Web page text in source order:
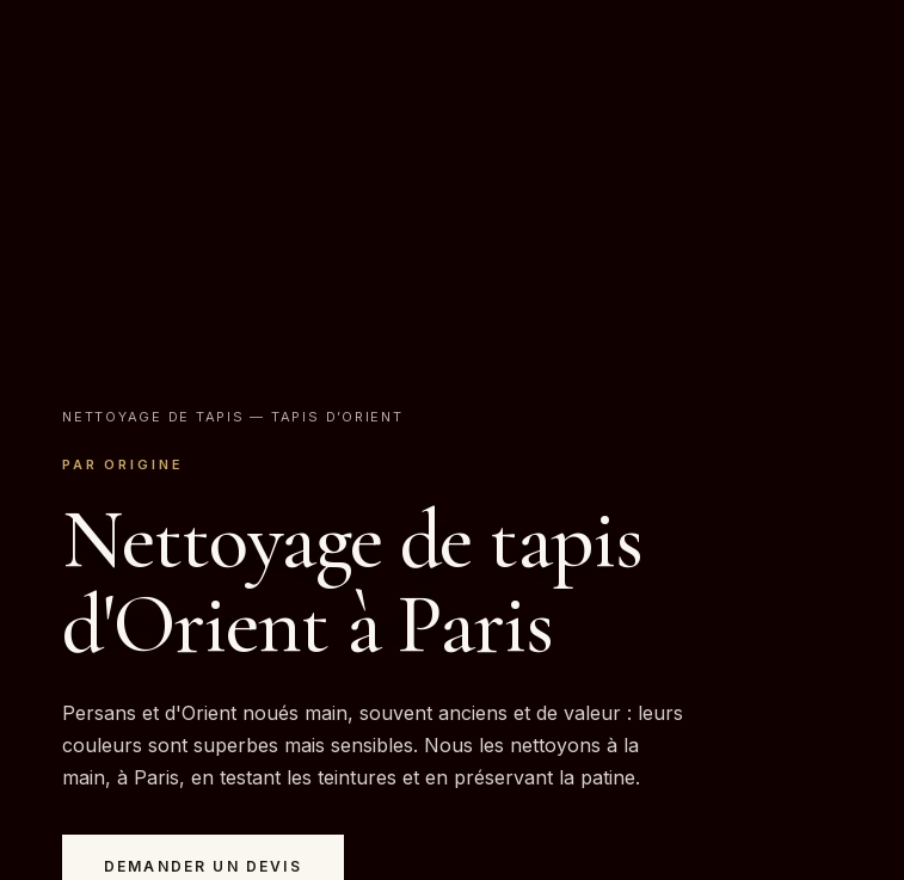
NETTOYAGE DE TAPIS — TAPIS D’ORIENT
PAR ORIGINE
Nettoyage de tapis
d'Orient à Paris
Persans et d'Orient noués main, souvent anciens et de valeur : leurs
couleurs sont superbes mais sensibles. Nous les nettoyons à la
main, à Paris, en testant les teintures et en préservant la patine.
DEMANDER UN DEVIS